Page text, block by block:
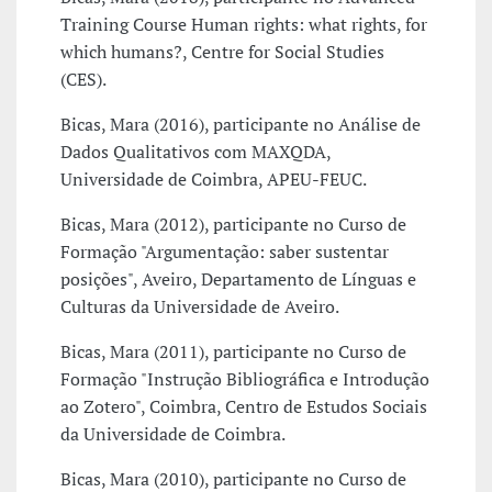
Training Course Human rights: what rights, for
which humans?, Centre for Social Studies
(CES).
Bicas, Mara (2016), participante no Análise de
Dados Qualitativos com MAXQDA,
Universidade de Coimbra, APEU-FEUC.
Bicas, Mara (2012), participante no Curso de
Formação "Argumentação: saber sustentar
posições", Aveiro, Departamento de Línguas e
Culturas da Universidade de Aveiro.
Bicas, Mara (2011), participante no Curso de
Formação "Instrução Bibliográfica e Introdução
ao Zotero", Coimbra, Centro de Estudos Sociais
da Universidade de Coimbra.
Bicas, Mara (2010), participante no Curso de